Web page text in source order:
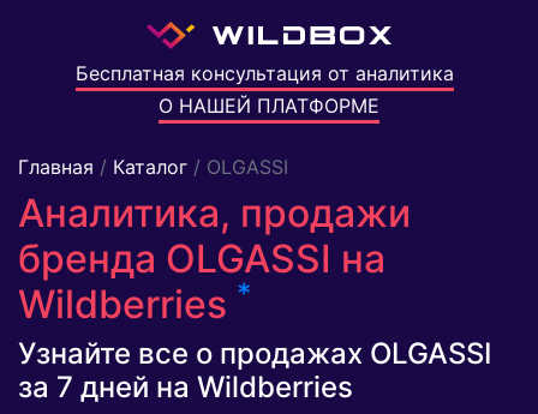
Бесплатная консультация от аналитика
О НАШЕЙ ПЛАТФОРМЕ
Главная / Каталог / OLGASSI
Аналитика, продажи
бренда OLGASSI на
Wildberries *
Узнайте все о продажах OLGASSI
за 7 дней на Wildberries